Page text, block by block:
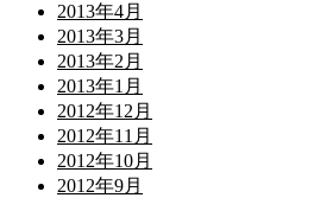
2013年4月
2013年3月
2013年2月
2013年1月
2012年12月
2012年11月
2012年10月
2012年9月